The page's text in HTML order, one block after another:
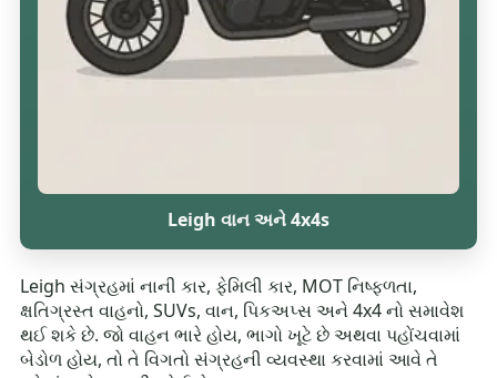
Leigh વાન અને 4x4s
Leigh સંગ્રહમાં નાની કાર, ફેમિલી કાર, MOT નિષ્ફળતા,
ક્ષતિગ્રસ્ત વાહનો, SUVs, વાન, પિકઅપ્સ અને 4x4 નો સમાવેશ
થઈ શકે છે. જો વાહન ભારે હોય, ભાગો ખૂટે છે અથવા પહોંચવામાં
બેડોળ હોય, તો તે વિગતો સંગ્રહની વ્યવસ્થા કરવામાં આવે તે